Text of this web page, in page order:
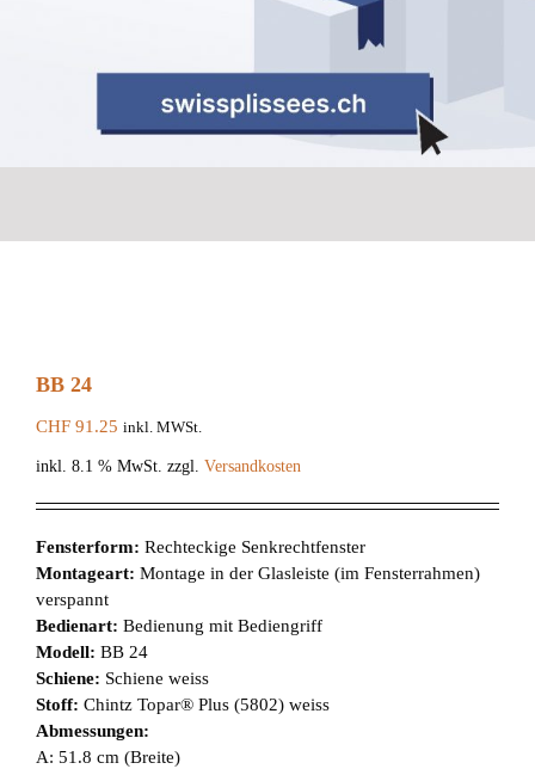
BB 24
CHF 91.25 inkl. MWSt.
inkl. 8.1 % MwSt. zzgl. Versandkosten
Fensterform: Rechteckige Senkrechtfenster
Montageart: Montage in der Glasleiste (im Fensterrahmen)
verspannt
Bedienart: Bedienung mit Bediengriff
Modell: BB 24
Schiene: Schiene weiss
Stoff: Chintz Topar® Plus (5802) weiss
Abmessungen:
A: 51.8 cm (Breite)